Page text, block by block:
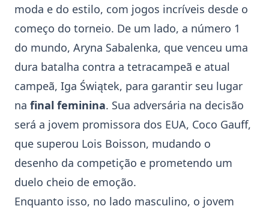
moda e do estilo, com jogos incríveis desde o
começo do torneio. De um lado, a número 1
do mundo, Aryna Sabalenka, que venceu uma
dura batalha contra a tetracampeã e atual
campeã, Iga Świątek, para garantir seu lugar
na final feminina. Sua adversária na decisão
será a jovem promissora dos EUA, Coco Gauff,
que superou Lois Boisson, mudando o
desenho da competição e prometendo um
duelo cheio de emoção.
Enquanto isso, no lado masculino, o jovem